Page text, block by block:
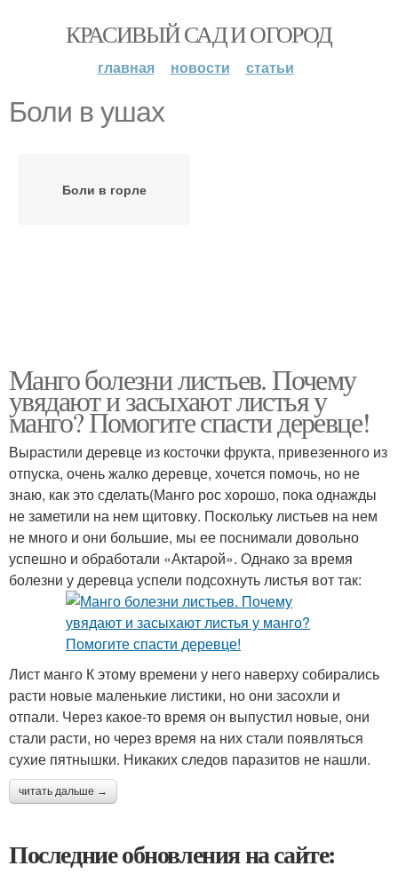
КРАСИВЫЙ САД И ОГОРОД
главная новости статьи
Боли в ушах
Боли в горле
Манго болезни листьев. Почему
увядают и засыхают листья у
манго? Помогите спасти деревце!
Вырастили деревце из косточки фрукта, привезенного из
отпуска, очень жалко деревце, хочется помочь, но не
знаю, как это сделать(Манго рос хорошо, пока однажды
не заметили на нем щитовку. Поскольку листьев на нем
не много и они большие, мы ее поснимали довольно
успешно и обработали «Актарой». Однако за время
болезни у деревца успели подсохнуть листья вот так:
Лист манго К этому времени у него наверху собирались
расти новые маленькие листики, но они засохли и
отпали. Через какое-то время он выпустил новые, они
стали расти, но через время на них стали появляться
сухие пятнышки. Никаких следов паразитов не нашли.
читать дальше →
Последние обновления на сайте: